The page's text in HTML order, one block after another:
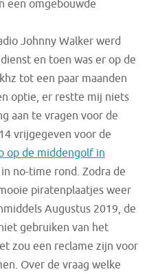
een omgebouwde
Johnny Walker werd
en toen was er op de
tot een paar maanden
optie, er restte mij niets
aan te vragen voor de
vrijgegeven voor de
op de middengolf in
no-time rond. Zodra de
piratenplaatjes weer
Augustus 2019, de
gebruiken van het
zou een reclame zijn voor
Over de vraag welke